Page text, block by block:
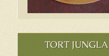
TORT JUNGLA